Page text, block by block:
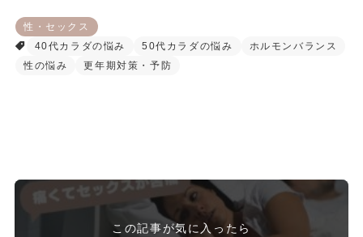
性・セックス
40代カラダの悩み
50代カラダの悩み
ホルモンバランス
性の悩み
更年期対策・予防
この記事が気に入ったら